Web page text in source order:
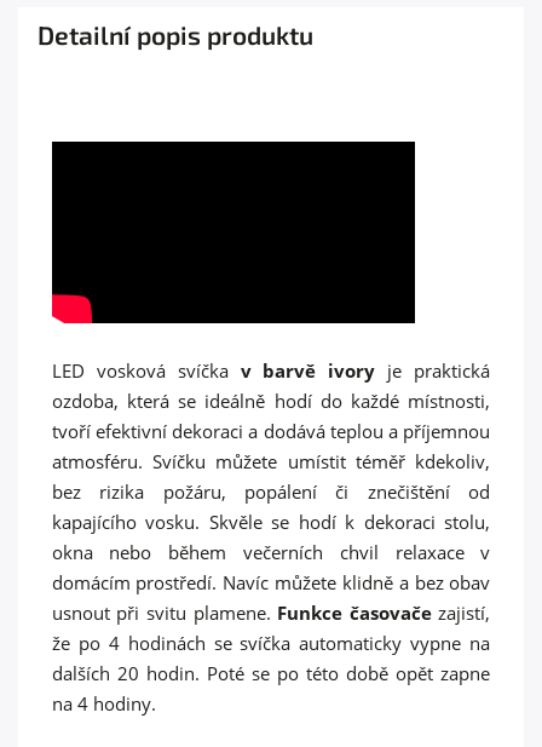
Detailní popis produktu
LED vosková svíčka v barvě ivory je praktická
ozdoba, která se ideálně hodí do každé místnosti,
tvoří efektivní dekoraci a dodává teplou a příjemnou
atmosféru. Svíčku můžete umístit téměř kdekoliv,
bez rizika požáru, popálení či znečištění od
kapajícího vosku. Skvěle se hodí k dekoraci stolu,
okna nebo během večerních chvil relaxace v
domácím prostředí. Navíc můžete klidně a bez obav
usnout při svitu plamene. Funkce časovačezajistí,
že po 4 hodinách se svíčka automaticky vypne na
dalších 20 hodin. Poté se po této době opět zapne
na 4 hodiny.